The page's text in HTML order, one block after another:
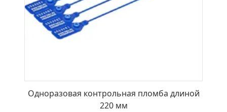
Одноразовая контрольная пломба длиной
220 мм